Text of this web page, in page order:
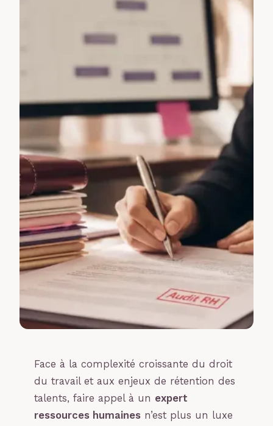
Face à la complexité croissante du droit
du travail et aux enjeux de rétention des
talents, faire appel à un expert
ressources humaines n’est plus un luxe